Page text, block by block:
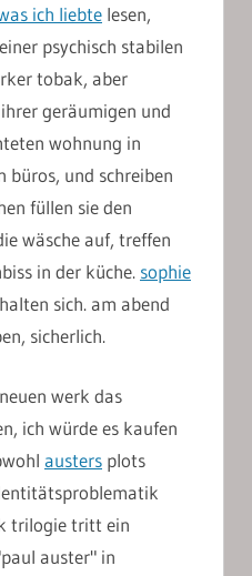
ich liebte lesen,
psychisch stabilen
tobak, aber
geräumigen und
wohnung in
büros, und schreiben
füllen sie den
wäsche auf, treffen
in der küche. sophie
sich. am abend
sicherlich.
werk das
ich würde es kaufen
austers plots
trilogie tritt ein
auster" in